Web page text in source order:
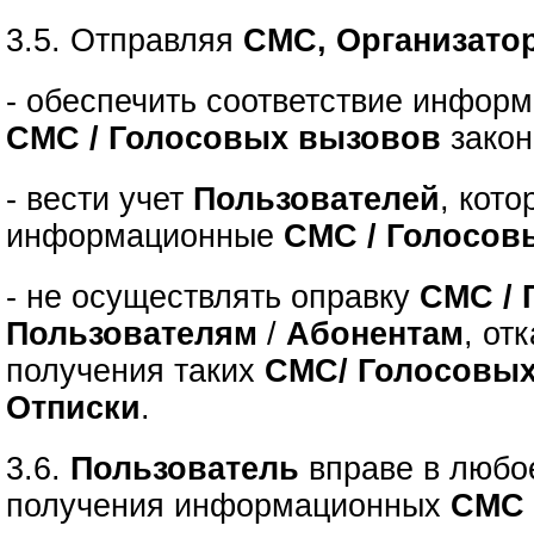
3.5. Отправляя СМС,
- обеспечить соответствие
СМС / Голосовых вызовов
- вести учет Пользователей,
информационные СМС /
- не осуществлять оправку СМС /
Пользователям /Абонентам,
получения таких СМС/
Отписки.
3.6. Пользователь вправе в
получения информационных СМС